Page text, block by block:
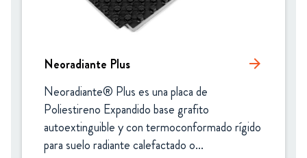
Neoradiante Plus arrow_forward
Neoradiante® Plus es una placa de
Poliestireno Expandido base grafito
autoextinguible y con termoconformado rígido
para suelo radiante calefactado o...